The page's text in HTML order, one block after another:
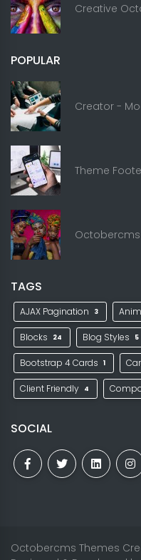
Creative
POPULAR
Creator -
Theme
Octobercms
TAGS
AJAX Pagination 3
Blocks 24 Blog Styles 5
Bootstrap 4 Cards 1
Client Friendly 4
SOCIAL
Octobercms Themes